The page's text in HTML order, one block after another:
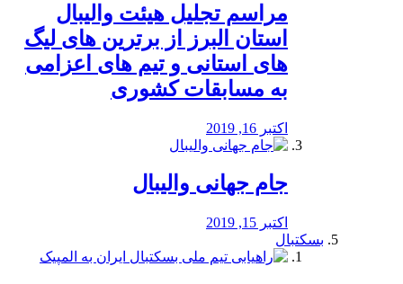
مراسم تجلیل هیئت والیبال
استان البرز از برترین های لیگ
های استانی و تیم های اعزامی
به مسابقات کشوری
اکتبر 16, 2019
جام جهانی والیبال
اکتبر 15, 2019
بسکتبال